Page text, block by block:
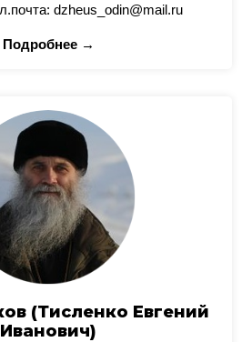
dzheus_odin@mail.ru
Подробнее →
(Тисленко Евгений
Иванович)